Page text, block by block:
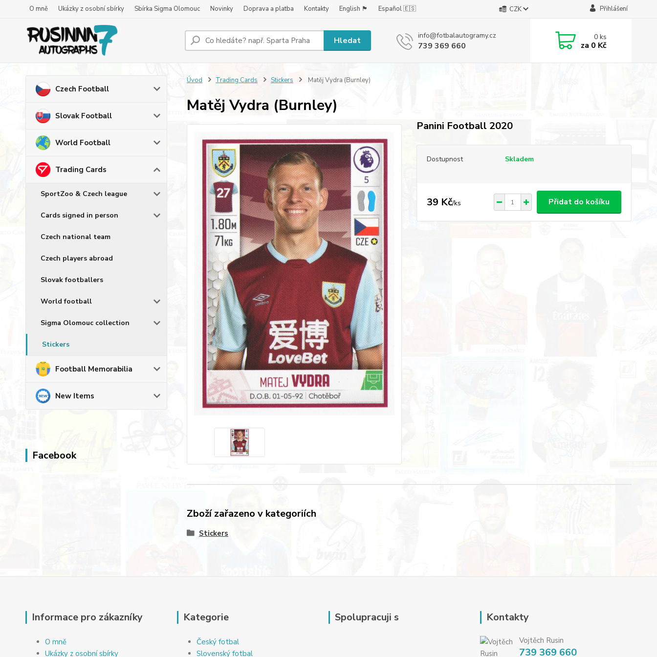
O mně Ukázky z osobní sbírky Sbírka Sigma Olomouc Novinky Doprava a platba Kontakty English 🏴󠁧󠁢󠁥󠁮󠁧󠁿 Español 🇪🇸 CZK Přihlášení
Hledat info@fotbalautogramy.cz
739 369 660
0ks
za 0 Kč
Czech Football
Slovak Football
World Football
Trading Cards
SportZoo & Czech league
Cards signed in person
Czech national team
Czech players abroad
Slovak footballers
World football
Sigma Olomouc collection
Stickers
Football Memorabilia
New Items
Facebook
Úvod Trading Cards Stickers Matěj Vydra (Burnley)
Matěj Vydra (Burnley)
Panini Football 2020
Dostupnost Skladem
39 Kč/ks Přidat do košíku
Zboží zařazeno v kategoriích
Stickers
Informace pro zákazníky
O mně
Ukázky z osobní sbírky
Kategorie
Český fotbal
Slovenský fotbal
Spolupracuji s Kontakty
Vojtěch Rusin
739 369 660